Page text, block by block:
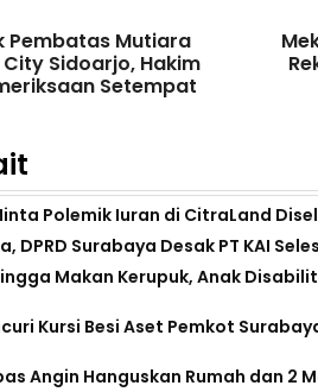
Pembatas Mutiara
Sidoarjo, Hakim
Setempat
Polemik Iuran di CitraLand
DPRD Surabaya Desak PT KAI
Makan Kerupuk, Anak
Kursi Besi Aset Pemkot
Angin Hanguskan Rumah dan 2